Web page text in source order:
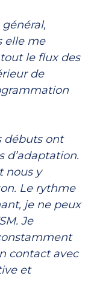
général,
elle me
le flux des
de
débuts ont
d’adaptation.
nous y
Le rythme
je ne peux
Je
contact avec
et